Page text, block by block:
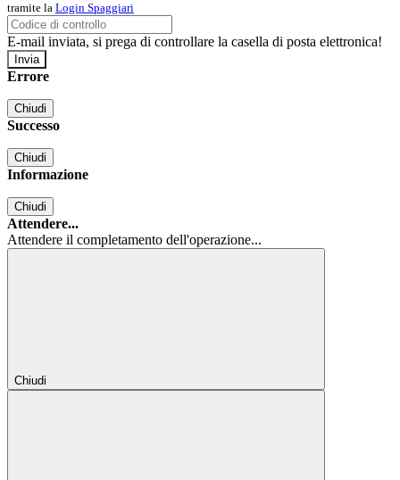
tramite la Login Spaggiari
E-mail inviata, si prega di controllare la casella di posta elettronica!
Errore
Chiudi
Successo
Chiudi
Informazione
Chiudi
Attendere...
Attendere il completamento dell'operazione...
Chiudi